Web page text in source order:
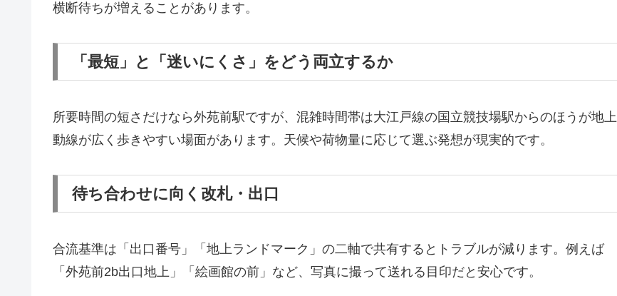
横断待ちが増えることがあります。
「最短」と「迷いにくさ」をどう両立するか
所要時間の短さだけなら外苑前駅ですが、混雑時間帯は大江戸線の国立競技場駅からのほうが地上
動線が広く歩きやすい場面があります。天候や荷物量に応じて選ぶ発想が現実的です。
待ち合わせに向く改札・出口
合流基準は「出口番号」「地上ランドマーク」の二軸で共有するとトラブルが減ります。例えば
「外苑前2b出口地上」「絵画館の前」など、写真に撮って送れる目印だと安心です。